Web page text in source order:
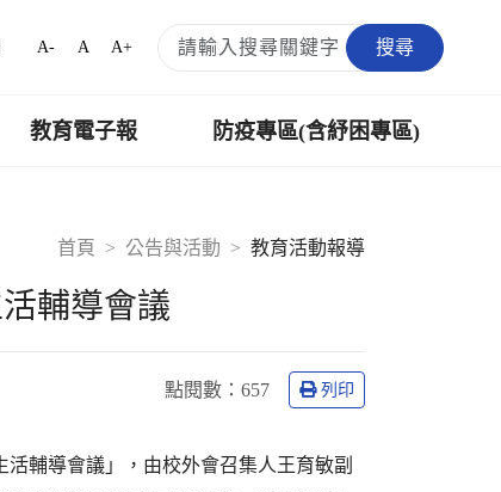
A- A A+ 搜尋
教育電子報 防疫專區(含紓困專區)
首頁 公告與活動 教育活動報導
輔導會議
點閱數： 657 列印
輔導會議」，由校外會召集人王育敏副